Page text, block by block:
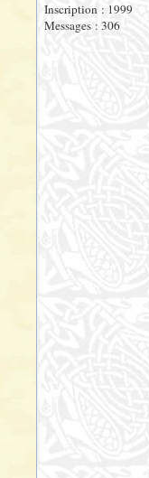
Inscription : 1999
Messages : 306